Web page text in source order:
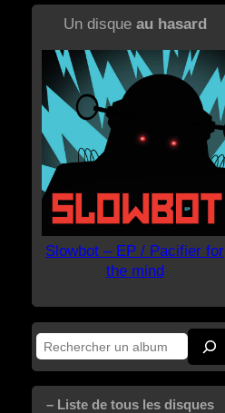
Un disque au hasard
Slowbot – EP / Pacifier for
the mind
Rechercher
– Liste de tous les disques